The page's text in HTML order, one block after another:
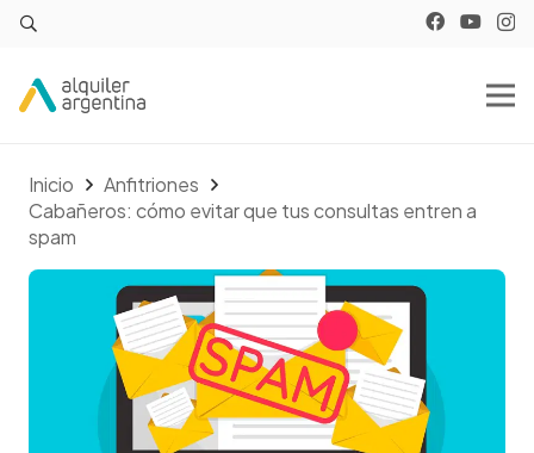
Inicio
Anfitriones
Cabañeros: cómo evitar que tus consultas entren a
spam